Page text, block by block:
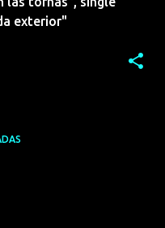
exterior"